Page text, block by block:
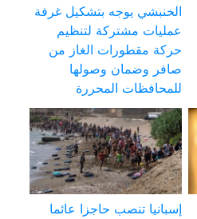
الخنبشي يوجه بتشكيل غرفة
عمليات مشتركة لتنظيم
حركة مقطورات الغاز من
صافر وضمان وصولها
للمحافظات المحررة
إسبانيا تنصب حاجزا عائما